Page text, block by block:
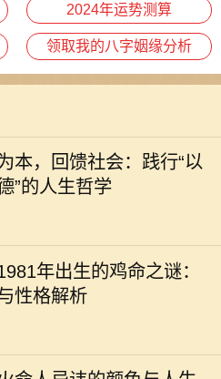
2024年运势测算
领取我的八字姻缘分析
本，回馈社会：践行“以
”的人生哲学
个体在追求物质利益的同时，
略了德行的重要性。然而，回
，我们不难发现，许多成功人
年出生的鸡命之谜：
性格解析
肖都有其独特的命运和性格特
1981年恰逢辛酉年，属鸡的人
年出生，他们的命运与性格究
呢？作为一种象征，鸡在中国
传统命理中，每个人的命理特
五行、颜色等有着密切的关